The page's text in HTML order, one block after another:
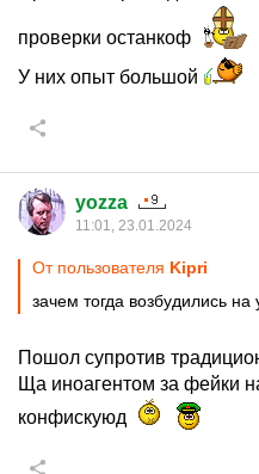
проверки останкоф
У них опыт большой
yozza
11:01, 23.01.2024
От пользователя Kipri
зачем тогда возбудились на
Пошол супротив
Ща иноагентом за фейки
конфискуюд